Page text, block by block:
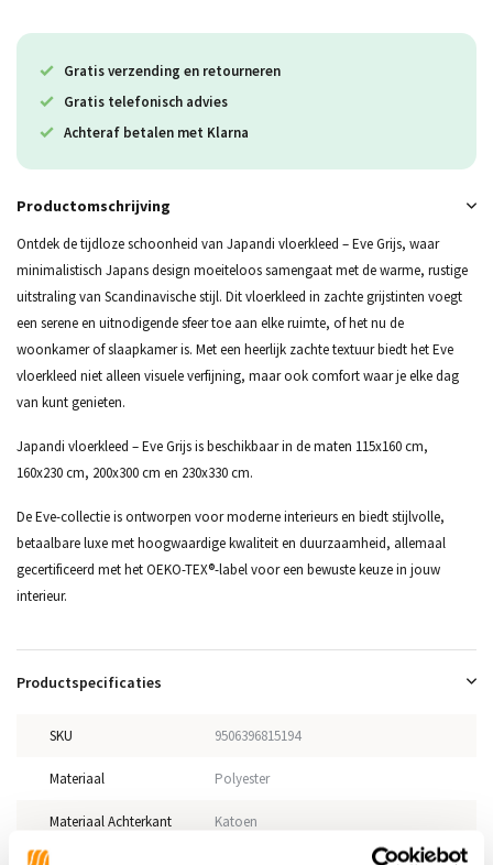
Gratis verzending en retourneren
Gratis telefonisch advies
Achteraf betalen met Klarna
Productomschrijving
Ontdek de tijdloze schoonheid van Japandi vloerkleed – Eve Grijs, waar
minimalistisch Japans design moeiteloos samengaat met de warme, rustige
uitstraling van Scandinavische stijl. Dit vloerkleed in zachte grijstinten voegt
een serene en uitnodigende sfeer toe aan elke ruimte, of het nu de
woonkamer of slaapkamer is. Met een heerlijk zachte textuur biedt het Eve
vloerkleed niet alleen visuele verfijning, maar ook comfort waar je elke dag
van kunt genieten.
Japandi vloerkleed – Eve Grijs is beschikbaar in de maten 115x160 cm,
160x230 cm, 200x300 cm en 230x330 cm.
De Eve-collectie is ontworpen voor moderne interieurs en biedt stijlvolle,
betaalbare luxe met hoogwaardige kwaliteit en duurzaamheid, allemaal
gecertificeerd met het OEKO-TEX®-label voor een bewuste keuze in jouw
interieur.
Productspecificaties
SKU 9506396815194
Materiaal Polyester
Materiaal Achterkant Katoen